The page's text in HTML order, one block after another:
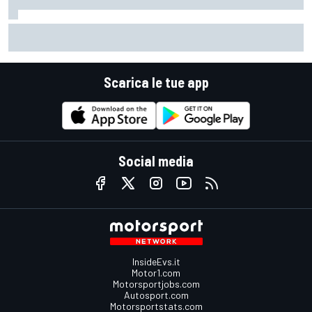
Scarica le tue app
Social media
InsideEvs.it
Motor1.com
Motorsportjobs.com
Autosport.com
Motorsportstats.com